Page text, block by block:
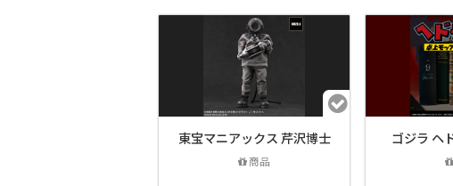
東宝マニアックス 芹沢博士
商品
ゴジラ ヘ